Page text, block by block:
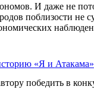
И даже не
поблизости не
«Я и Атакама»
победить в